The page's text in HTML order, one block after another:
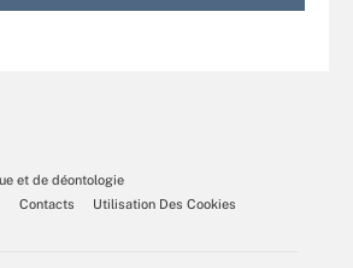
et de déontologie
Contacts
Utilisation Des Cookies